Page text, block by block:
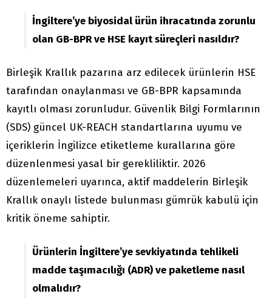
İngiltere’ye biyosidal ürün ihracatında zorunlu
olan GB-BPR ve HSE kayıt süreçleri nasıldır?
Birleşik Krallık pazarına arz edilecek ürünlerin HSE
tarafından onaylanması ve GB-BPR kapsamında
kayıtlı olması zorunludur. Güvenlik Bilgi Formlarının
(SDS) güncel UK-REACH standartlarına uyumu ve
içeriklerin İngilizce etiketleme kurallarına göre
düzenlenmesi yasal bir gerekliliktir. 2026
düzenlemeleri uyarınca, aktif maddelerin Birleşik
Krallık onaylı listede bulunması gümrük kabulü için
kritik öneme sahiptir.
Ürünlerin İngiltere’ye sevkiyatında tehlikeli
madde taşımacılığı (ADR) ve paketleme nasıl
olmalıdır?